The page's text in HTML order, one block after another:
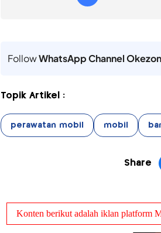
FollowWhatsApp Channel
Topik Artikel :
perawatan mobil mobil
Share